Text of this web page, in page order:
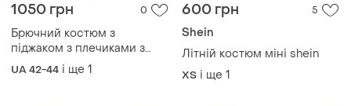
1050 грн 0
Брючний костюм з
піджаком з плечиками з
гудзиками з міні-спідницею
UA 42-44 і ще 1
600 грн 5
Shein
Літній костюм міні shein
ХS і ще 1